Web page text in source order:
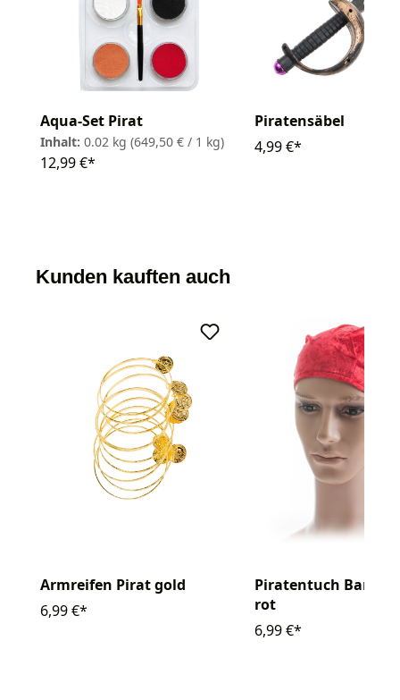
Aqua-Set Pirat
Inhalt: 0.02 kg (649,50 € / 1 kg)
12,99 €*
Piratensäbel
4,99 €*
Kunden kauften auch
Armreifen Pirat gold
6,99 €*
Piratentuch
rot
6,99 €*